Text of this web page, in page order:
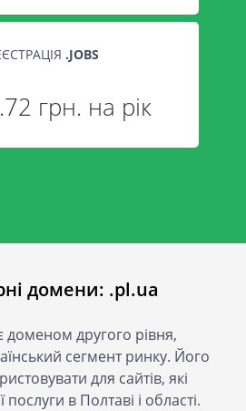
.JOBS
грн. на рік
домени: .pl.ua
другого рівня,
сегмент ринку. Його
для сайтів, які
в Полтаві і області.